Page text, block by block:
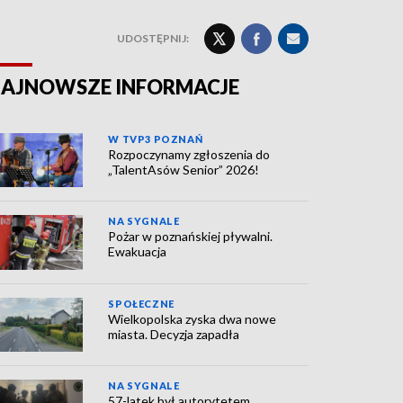
UDOSTĘPNIJ:
INFORMACJE
W TVP3 POZNAŃ
Rozpoczynamy zgłoszenia do
„TalentAsów Senior” 2026!
NA SYGNALE
Pożar w poznańskiej pływalni.
Ewakuacja
SPOŁECZNE
Wielkopolska zyska dwa nowe
miasta. Decyzja zapadła
NA SYGNALE